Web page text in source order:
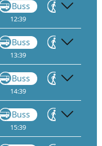
Buss
12:39
Gå
Buss
13:39
Gå
Buss
14:39
Gå
Buss
15:39
Gå